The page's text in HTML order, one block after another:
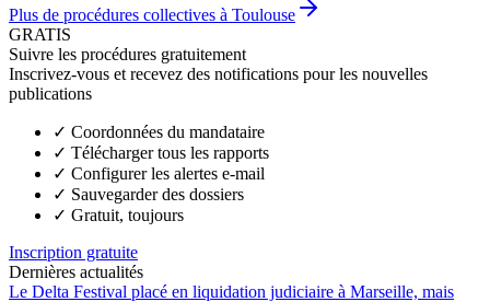
Plus de procédures collectives à Toulouse
GRATIS
Suivre les procédures gratuitement
Inscrivez-vous et recevez des notifications pour les nouvelles
publications
✓ Coordonnées du mandataire
✓ Télécharger tous les rapports
✓ Configurer les alertes e-mail
✓ Sauvegarder des dossiers
✓ Gratuit, toujours
Inscription gratuite
Dernières actualités
Le Delta Festival placé en liquidation judiciaire à Marseille, mais